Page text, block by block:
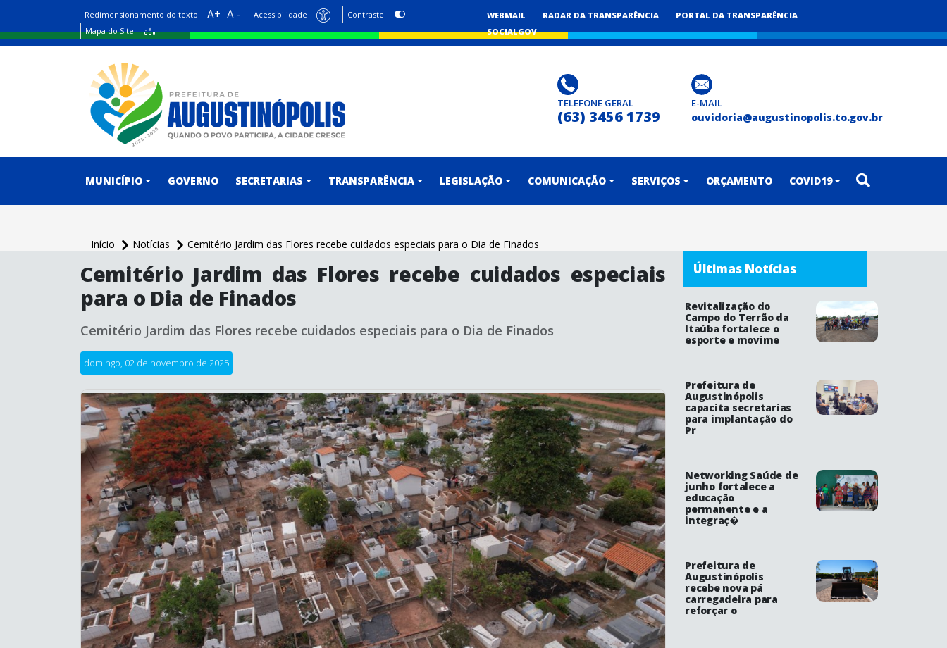
Redimensionamento do texto A+ A - Acessibilidade
Contraste
Mapa do Site
WEBMAIL RADAR DA TRANSPARÊNCIA
PORTAL DA TRANSPARÊNCIA
SOCIALGOV
TELEFONE GERAL
(63) 3456 1739
E-MAIL
ouvidoria@augustinopolis.to.gov.br
MUNICÍPIO GOVERNO SECRETARIAS TRANSPARÊNCIA LEGISLAÇÃO COMUNICAÇÃO SERVIÇOS ORÇAMENTO COVID19
Início Notícias
Cemitério Jardim das Flores recebe cuidados especiais para o Dia de Finados
Cemitério Jardim das Flores recebe cuidados especiais
para o Dia de Finados
Cemitério Jardim das Flores recebe cuidados especiais para o Dia de Finados
domingo, 02 de novembro de 2025
Últimas Notícias
Revitalização do
Campo do Terrão da
Itaúba fortalece o
esporte e movime
Prefeitura de
Augustinópolis
capacita secretarias
para implantação do
Pr
Networking Saúde de
junho fortalece a
educação
permanente e a
integraç�
Prefeitura de
Augustinópolis
recebe nova pá
carregadeira para
reforçar o